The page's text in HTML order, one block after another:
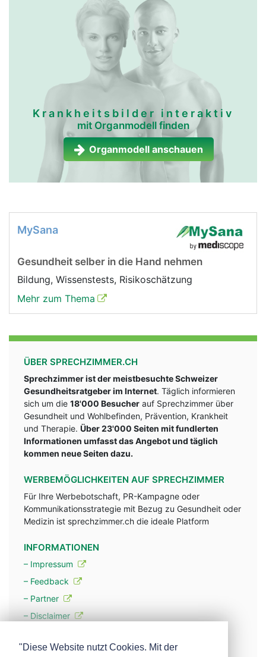
Krankheitsbilder interaktiv
mit Organmodell finden
Organmodell anschauen
MySana
Gesundheit selber in die Hand nehmen
Bildung, Wissenstests, Risikoschätzung
Mehr zum Thema
ÜBER SPRECHZIMMER.CH
Sprechzimmer ist der meistbesuchte Schweizer
Gesundheitsratgeber im Internet. Täglich informieren
sich um die 18'000 Besucher auf Sprechzimmer über
Gesundheit und Wohlbefinden, Prävention, Krankheit
und Therapie. Über 23'000 Seiten mit fundlerten
Informationen umfasst das Angebot und täglich
kommen neue Seiten dazu.
WERBEMÖGLICHKEITEN AUF SPRECHZIMMER
Für Ihre Werbebotschaft, PR-Kampagne oder
Kommunikationsstrategie mit Bezug zu Gesundheit oder
Medizin ist sprechzimmer.ch die ideale Platform
INFORMATIONEN
– Impressum
– Feedback
– Partner
– Disclaimer
"Diese Website nutzt Cookies. Mit der